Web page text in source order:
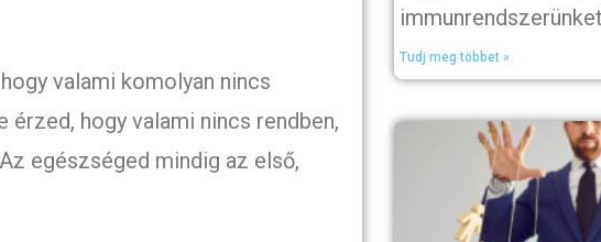
valami komolyan nincs
érzed, hogy valami nincs rendben,
egészséged mindig az első,
Tudj meg többet »